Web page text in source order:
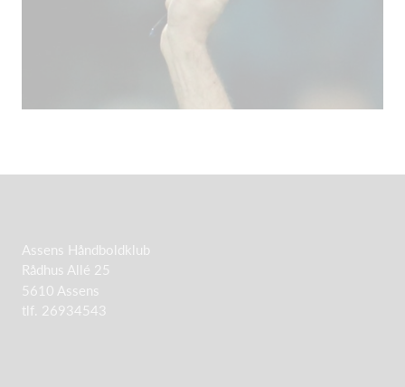
Assens Håndboldklub
Rådhus Allé 25
5610 Assens
tlf. 26934543